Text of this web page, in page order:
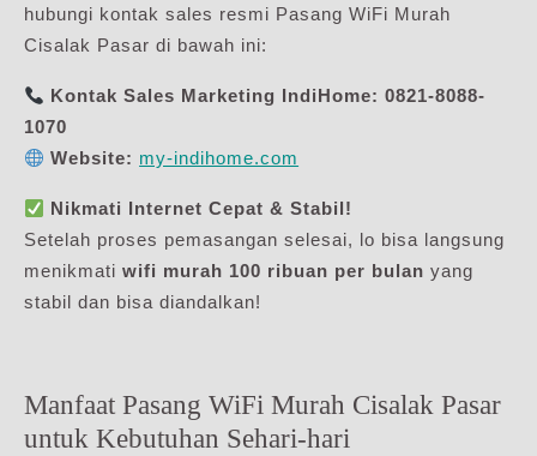
hubungi kontak sales resmi Pasang WiFi Murah
Cisalak Pasar di bawah ini:
Kontak Sales Marketing IndiHome: 0821-8088-
1070
Website: my-indihome.com
Nikmati Internet Cepat & Stabil!
Setelah proses pemasangan selesai, lo bisa langsung
menikmati wifi murah 100 ribuan per bulan yang
stabil dan bisa diandalkan!
Manfaat Pasang WiFi Murah Cisalak Pasar
untuk Kebutuhan Sehari-hari